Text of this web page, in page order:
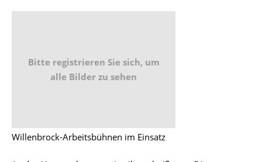
Bitte registrieren Sie sich, um
alle Bilder zu sehen
Willenbrock-Arbeitsbühnen im Einsatz